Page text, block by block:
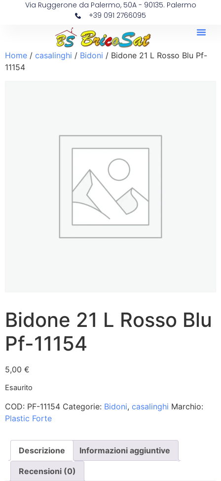
Via Ruggerone da Palermo, 50A - 90135. Palermo
+39 091 2766095
Home / casalinghi / Bidoni / Bidone 21 L Rosso Blu Pf-
11154
Bidone 21 L Rosso Blu
Pf-11154
5,00 €
Esaurito
COD: PF-11154 Categorie: Bidoni, casalinghi Marchio:
Plastic Forte
Descrizione Informazioni aggiuntive
Recensioni (0)